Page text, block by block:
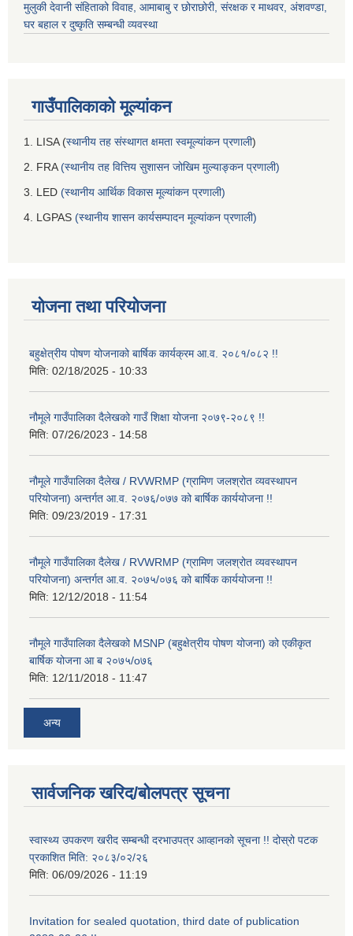
मुलुकी देवानी संहिताको विवाह, आमाबाबु र छोराछोरी, संरक्षक र माथवर, अंशवण्डा,
घर बहाल र दुष्कृति सम्बन्धी व्यवस्था
गाउँपालिकाको मूल्यांकन
1. LISA (स्थानीय तह संस्थागत क्षमता स्वमूल्यांकन प्रणाली)
2. FRA(स्थानीय तह वित्तिय सुशासन जोखिम मुल्याङ्कन प्रणाली)
3. LED (स्थानीय आर्थिक विकास मूल्यांकन प्रणाली)
4. LGPAS (स्थानीय शासन कार्यसम्पादन मूल्यांकन प्रणाली)
योजना तथा परियोजना
बहुक्षेत्रीय पोषण योजनाको बार्षिक कार्यक्रम आ.व. २०८१/०८२ !!
मिति: 02/18/2025 - 10:33
नौमूले गाउँपालिका दैलेखको गाउँ शिक्षा योजना २०७९-२०८९ !!
मिति: 07/26/2023 - 14:58
नौमूले गाउँपालिका दैलेख / RVWRMP (ग्रामिण जलश्रोत व्यवस्थापन
परियोजना) अन्तर्गत आ.व. २०७६/०७७ को बार्षिक कार्ययोजना !!
मिति: 09/23/2019 - 17:31
नौमूले गाउँपालिका दैलेख / RVWRMP (ग्रामिण जलश्रोत व्यवस्थापन
परियोजना) अन्तर्गत आ.व. २०७५/०७६ को बार्षिक कार्ययोजना !!
मिति: 12/12/2018 - 11:54
नौमूले गाउँपालिका दैलेखको MSNP (बहुक्षेत्रीय पोषण योजना) को एकीकृत
बार्षिक योजना आ ब २०७५/o७६
मिति: 12/11/2018 - 11:47
अन्य
सार्वजनिक खरिद/बोलपत्र सूचना
स्वास्थ्य उपकरण खरीद सम्बन्धी दरभाउपत्र आव्हानको सूचना !! दोस्रो पटक
प्रकाशित मिति: २०८३/०२/२६
मिति: 06/09/2026 - 11:19
Invitation for sealed quotation, third date of publication